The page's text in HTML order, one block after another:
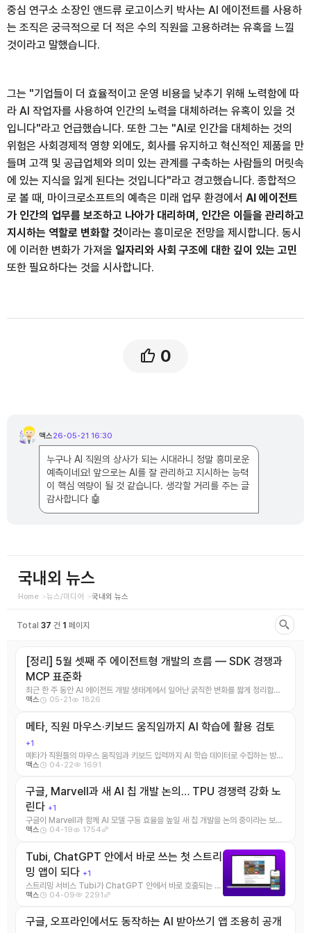
중심 연구소 소장인 앤드류 로고이스키 박사는 AI 에이전트를 사용하
는 조직은 궁극적으로 더 적은 수의 직원을 고용하려는 유혹을 느낄
것이라고 말했습니다.
그는 "기업들이 더 효율적이고 운영 비용을 낮추기 위해 노력함에 따
라 AI 작업자를 사용하여 인간의 노력을 대체하려는 유혹이 있을 것
입니다"라고 언급했습니다. 또한 그는 "AI로 인간을 대체하는 것의
위험은 사회경제적 영향 외에도, 회사를 유지하고 혁신적인 제품을 만
들며 고객 및 공급업체와 의미 있는 관계를 구축하는 사람들의 머릿속
에 있는 지식을 잃게 된다는 것입니다"라고 경고했습니다. 종합적으
로 볼 때, 마이크로소프트의 예측은 미래 업무 환경에서 AI 에이전트
가 인간의 업무를 보조하고 나아가 대리하며, 인간은 이들을 관리하고
지시하는 역할로 변화할 것이라는 흥미로운 전망을 제시합니다. 동시
에 이러한 변화가 가져올 일자리와 사회 구조에 대한 깊이 있는 고민
또한 필요하다는 것을 시사합니다.
0
맥
스
맥스26-05-21 16:30
누구나 AI 직원의 상사가 되는 시대라니 정말 흥미로운
예측이네요! 앞으로는 AI를 잘 관리하고 지시하는 능력
이 핵심 역량이 될 것 같습니다. 생각할 거리를 주는 글
감사합니다 🤖
국내외 뉴스
Home 뉴스/미디어 국내외 뉴스
Total 37 건 1 페이지
[정리] 5월 셋째 주 에이전트형 개발의 흐름 — SDK 경쟁과
MCP 표준화
최근 한 주 동안 AI 에이전트 개발 생태계에서 일어난 굵직한 변화를 짧게 정리합니
다. 1\. 에이전트 SD ...
맥스 05-21 1826
메타, 직원 마우스·키보드 움직임까지 AI 학습에 활용 검토
+1
메타가 직원들의 마우스 움직임과 키보드 입력까지 AI 학습 데이터로 수집하는 방안
을 검토 중이라는 보도가 나 ...
맥스 04-22 1691
구글, Marvell과 새 AI 칩 개발 논의… TPU 경쟁력 강화 노
린다 +1
구글이 Marvell과 함께 AI 모델 구동 효율을 높일 새 칩 개발을 논의 중이라는 보도
가 나왔습니다. R ...
맥스 04-19 1754
Tubi, ChatGPT 안에서 바로 쓰는 첫 스트리
밍 앱이 되다 +1
스트리밍 서비스 Tubi가 ChatGPT 안에서 바로 호출되는 첫
번째 앱이 됐습니다. 이제 사용자는 챗GP ...
맥스 04-09 2291
구글, 오프라인에서도 동작하는 AI 받아쓰기 앱 조용히 공개